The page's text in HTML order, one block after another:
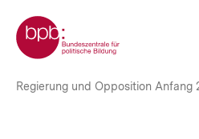
zum
Seiteninhalt
springen
Zur Startseite der bpb
Analyse:
Brotkrümelnavigation
Regierung und Opposition Anfang